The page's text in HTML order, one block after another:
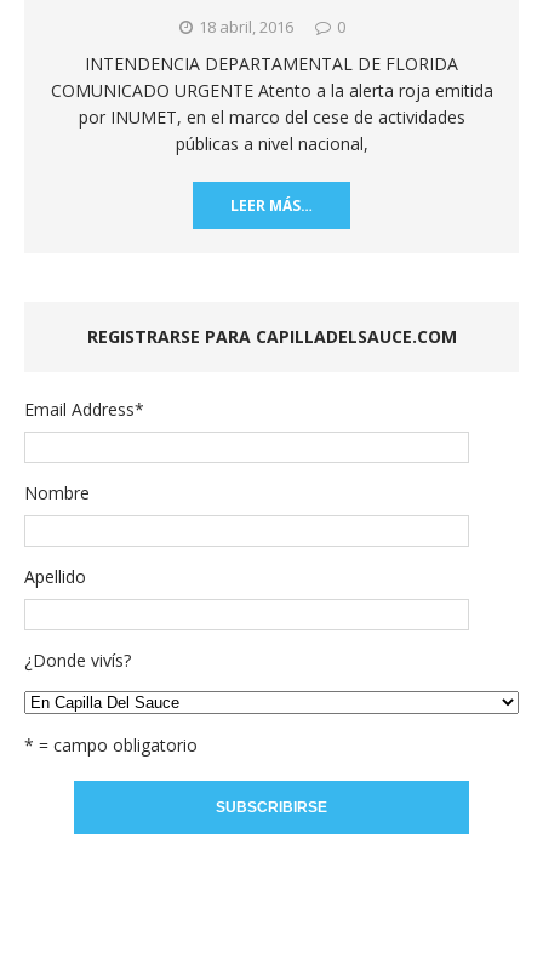
18 abril, 2016 0
INTENDENCIA DEPARTAMENTAL DE FLORIDA
COMUNICADO URGENTE Atento a la alerta roja emitida
por INUMET, en el marco del cese de actividades
públicas a nivel nacional,
LEER MÁS…
REGISTRARSE PARA CAPILLADELSAUCE.COM
Email Address*
Nombre
Apellido
¿Donde vivís?
* = campo obligatorio